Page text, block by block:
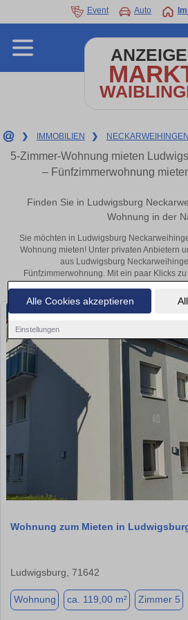
Alle Cookies akzeptieren
Einstellungen
Event Auto
❯ IMMOBILIEN ❯ NECKARWEIHINGEN
5-Zimmer-Wohnung mieten
– Fünfzimmerwohnung
Finden Sie in Ludwigsburg
Wohnung in der
Sie möchten in Ludwigsburg
Wohnung mieten! Unter privaten Anbietern
aus Ludwigsburg
Fünfzimmerwohnung. Mit ein paar Klicks
Wohnung zum Mieten in
Ludwigsburg, 71642
Wohnung ca. 119,00 m² Zimmer 5